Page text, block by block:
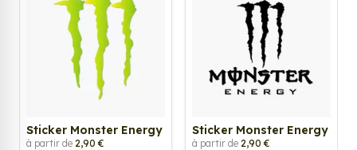
Sticker Monster Energy
à partir de 2,90 €
Sticker Monster Energy
à partir de 2,90 €